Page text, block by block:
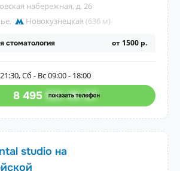
набережная, д. 26
, Новокузнецкая (636 м)
стоматология от 1500 р.
Сб - Вс 09:00 - 18:00
8 495 123-45-67
studio на